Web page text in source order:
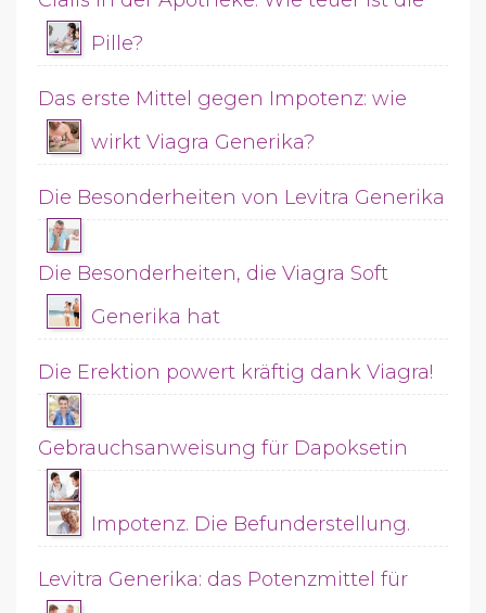
Pille?
Das erste Mittel gegen Impotenz: wie
wirkt Viagra Generika?
Die Besonderheiten von Levitra Generika
Die Besonderheiten, die Viagra Soft
Generika hat
Die Erektion powert kräftig dank Viagra!
Gebrauchsanweisung für Dapoksetin
Impotenz. Die Befunderstellung.
Levitra Generika: das Potenzmittel für